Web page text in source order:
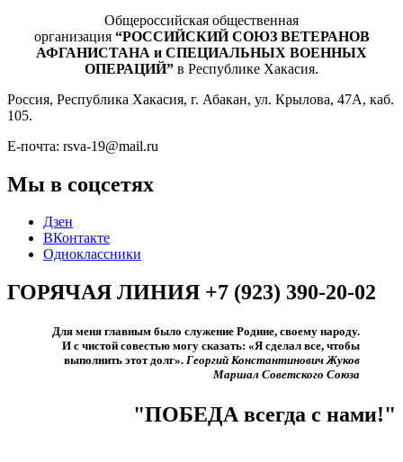
Общероссийская общественная
организация “РОССИЙСКИЙ СОЮЗ ВЕТЕРАНОВ
АФГАНИСТАНА и СПЕЦИАЛЬНЫХ ВОЕННЫХ
ОПЕРАЦИЙ” в Республике Хакасия.
Россия, Республика Хакасия, г. Абакан, ул. Крылова, 47А, каб.
105.
Е-почта: rsva-19@mail.ru
Мы в соцсетях
Дзен
ВКонтакте
Одноклассники
ГОРЯЧАЯ ЛИНИЯ +7 (923) 390-20-02
Для меня главным было служение Родине, своему народу.
И с чистой совестью могу сказать: «Я сделал все, чтобы
выполнить этот долг».​ Георгий Константинович Жуков
Маршал Советского Союза
"ПОБЕДА всегда с нами!"